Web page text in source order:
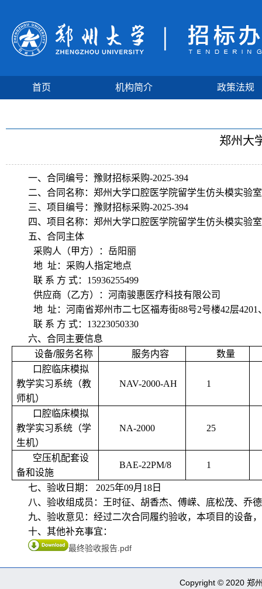
首页 机构简介 政策法规
郑州大
一、合同编号：豫财招标采购-2025-394
二、合同名称：郑州大学口腔医学院留学生仿头模实验
三、项目编号：豫财招标采购-2025-394
四、项目名称：郑州大学口腔医学院留学生仿头模实验
五、合同主体
采购人（甲方）：岳阳丽
地 址：采购人指定地点
联 系 方 式：15936255499
供应商（乙方）：河南骏惠医疗科技有限公司
地 址：河南省郑州市二七区福寿街88号2号楼42层4201
联 系 方 式：13223050330
六、合同主要信息
设备/服务名称 服务内容
数量
口腔临床模拟
教学实习系统（教
师机）
NAV-2000-AH 1
口腔临床模拟
教学实习系统（学
生机）
NA-2000 25
空压机配套设
备和设施
BAE-22PM/8 1
七、验收日期： 2025年09月18日
八、验收组成员：王时征、胡香杰、傅嵘、底松茂、乔
九、验收意见：经过二次合同履约验收，本项目的设备
十、其他补充事宜：
最终验收报告.pdf
Copyright © 2020 郑